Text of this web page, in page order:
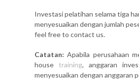
Investasi pelatihan selama tiga
menyesuaikan dengan jumlah
feel free to contact us.
Catatan: Apabila perusahaan
house training, anggaran
menyesuaikan dengan anggaran